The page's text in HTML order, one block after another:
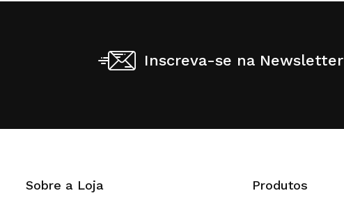
Inscreva-se na Newsletter
Sobre a Loja Produtos